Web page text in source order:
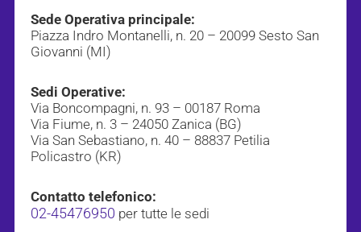
Sede Operativa principale:
Piazza Indro Montanelli, n. 20 – 20099 Sesto San
Giovanni (MI)
Sedi Operative:
Via Boncompagni, n. 93 – 00187 Roma
Via Fiume, n. 3 – 24050 Zanica (BG)
Via San Sebastiano, n. 40 – 88837 Petilia
Policastro (KR)
Contatto telefonico:
02-45476950 per tutte le sedi